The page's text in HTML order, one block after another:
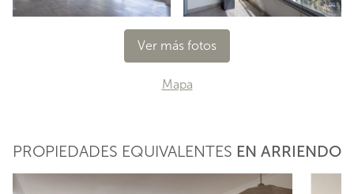
Ver más fotos
Mapa
PROPIEDADES EQUIVALENTES EN ARRIENDO